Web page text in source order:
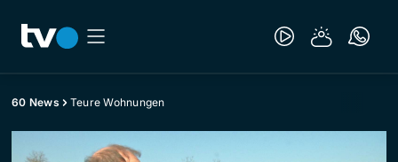
60 News Teure Wohnungen